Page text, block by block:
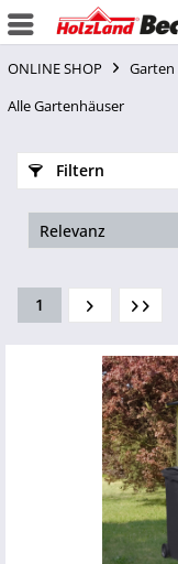
ONLINE SHOP Garten
Alle Gartenhäuser
Filtern
1